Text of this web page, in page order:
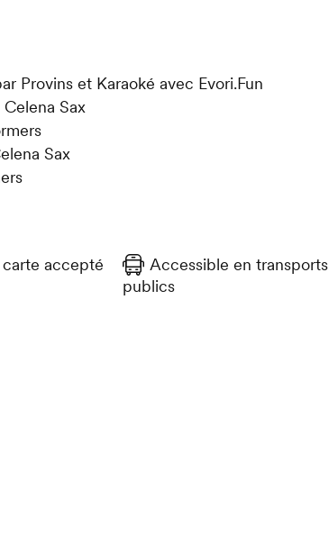
Provins et Karaoké avec Evori.Fun
Sax
Sax
accepté
Accessible en transports
publics